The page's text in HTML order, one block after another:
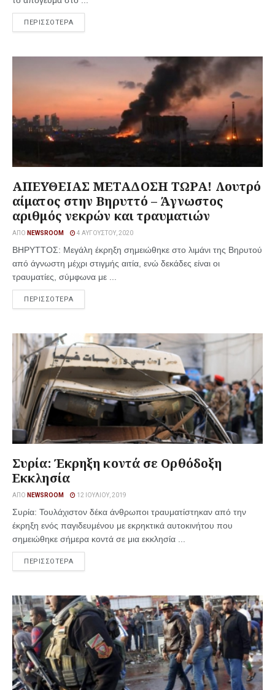
ΠΕΡΙΣΣΟΤΕΡΑ
ΑΠΕΥΘΕΙΑΣ ΜΕΤΑΔΟΣΗ ΤΩΡΑ! Λουτρό
αίματος στην Βηρυττό – Άγνωστος
αριθμός νεκρών και τραυματιών
ΑΠΌ NEWSROOM 4 ΑΥΓΟΎΣΤΟΥ, 2020
ΒΗΡΥΤΤΟΣ: Μεγάλη έκρηξη σημειώθηκε στο λιμάνι της Βηρυτού
από άγνωστη μέχρι στιγμής αιτία, ενώ δεκάδες είναι οι
τραυματίες, σύμφωνα με ...
ΠΕΡΙΣΣΟΤΕΡΑ
Συρία: Έκρηξη κοντά σε Ορθόδοξη
Εκκλησία
ΑΠΌ NEWSROOM 12 ΙΟΥΛΊΟΥ, 2019
Συρία: Τουλάχιστον δέκα άνθρωποι τραυματίστηκαν από την
έκρηξη ενός παγιδευμένου με εκρηκτικά αυτοκινήτου που
σημειώθηκε σήμερα κοντά σε μια εκκλησία ...
ΠΕΡΙΣΣΟΤΕΡΑ